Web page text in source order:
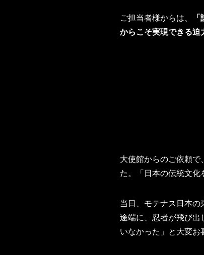
ご担当者様からは、
からこそ実現できる迫
大使館からのご依頼
た。「日本の伝統文化
当日、モテナス日本の
途端に、忍者が飛び
いなかった」と大変お